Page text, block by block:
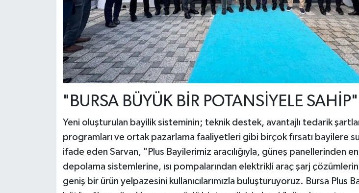
"BURSA BÜYÜK BİR POTANSİYELE SAHİP"
Yeni oluşturulan bayilik sisteminin; teknik destek, avantajlı tedarik
programları ve ortak pazarlama faaliyetleri gibi birçok fırsatı bayilere
ifade eden Sarvan, "Plus Bayilerimiz aracılığıyla, güneş panellerinden
depolama sistemlerine, ısı pompalarından elektrikli araç şarj
geniş bir ürün yelpazesini kullanıcılarımızla buluşturuyoruz. Bursa Plus